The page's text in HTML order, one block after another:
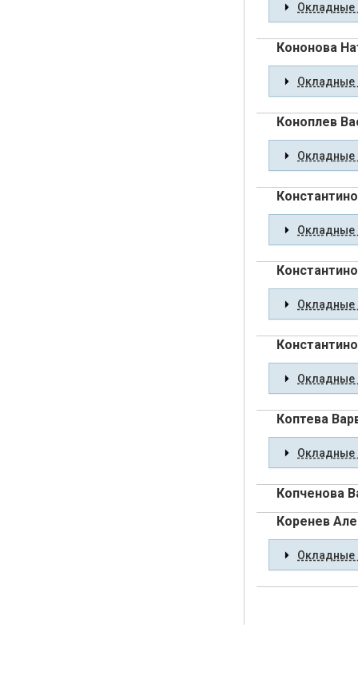
Окладные
Кононова
Окладные
Коноплев
Окладные
Окладные
Окладные
Окладные
Коптева
Окладные
Копченова
Коренев
Окладные